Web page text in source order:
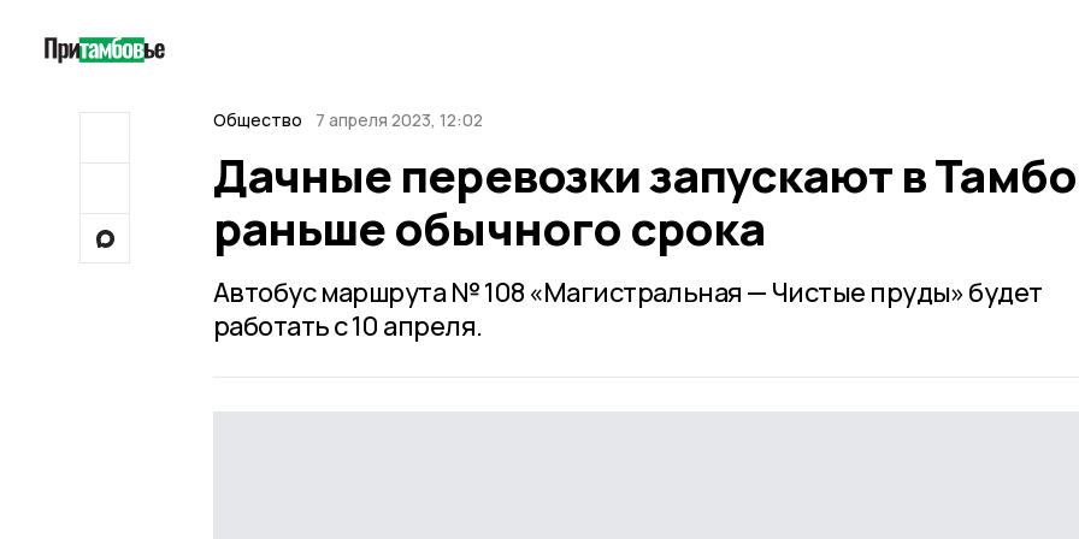
Общество 7 апреля 2023, 12:02
Дачные перевозки запускают в
раньше обычного срока
Автобус маршрута № 108 «Магистральная — Чистые пруды» будет
работать с 10 апреля.